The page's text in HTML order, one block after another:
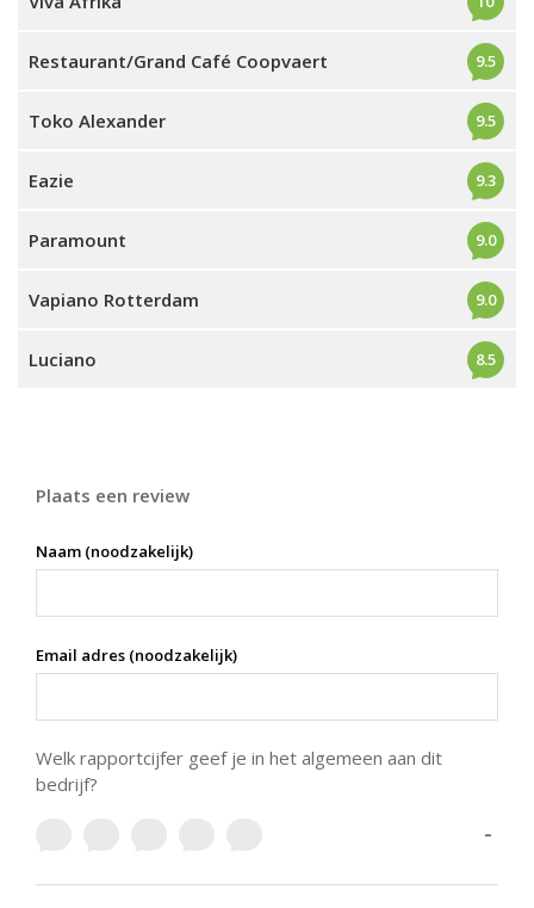
Restaurant/Grand Café Coopvaert 9.5
Toko Alexander 9.5
Eazie 9.3
Paramount 9.0
Vapiano Rotterdam 9.0
Luciano 8.5
Plaats een review
Naam (noodzakelijk)
Email adres (noodzakelijk)
Welk rapportcijfer geef je in het algemeen aan dit
bedrijf?
-